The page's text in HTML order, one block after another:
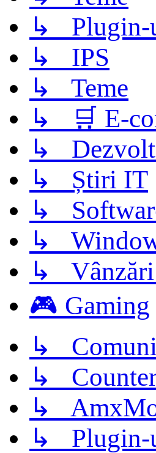
↳ Plugin-
↳ IPS
↳ Teme
↳ 🛒 E-
↳
↳ Știri IT
↳
↳
↳
🎮 Gaming
↳
↳
↳
↳ Plugin-